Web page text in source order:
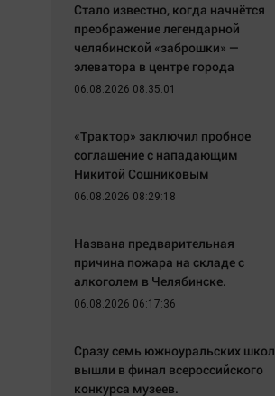
Стало известно, когда начнётся
преображение легендарной
челябинской «заброшки» —
элеватора в центре города
06.08.2026 08:35:01
«Трактор» заключил пробное
соглашение с нападающим
Никитой Сошниковым
06.08.2026 08:29:18
Названа предварительная
причина пожара на складе с
алкоголем в Челябинске.
06.08.2026 06:17:36
Сразу семь южноуральских школ
вышли в финал всероссийского
конкурса музеев.